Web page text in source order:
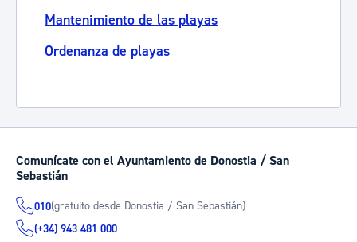
Mantenimiento de las playas
Ordenanza de playas
Comunícate con el Ayuntamiento de Donostia / San
Sebastián
010(gratuito desde Donostia / San Sebastián)
(+34) 943 481 000